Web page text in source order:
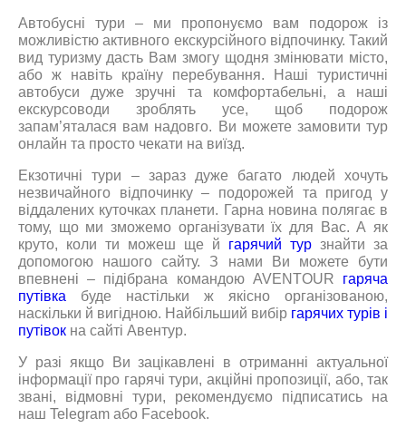
Автобусні тури – ми пропонуємо вам подорож із
можливістю активного екскурсійного відпочинку. Такий
вид туризму дасть Вам змогу щодня змінювати місто,
або ж навіть країну перебування. Наші туристичні
автобуси дуже зручні та комфортабельні, а наші
екскурсоводи зроблять усе, щоб подорож
запам’яталася вам надовго. Ви можете замовити тур
онлайн та просто чекати на виїзд.
Екзотичні тури – зараз дуже багато людей хочуть
незвичайного відпочинку – подорожей та пригод у
віддалених куточках планети. Гарна новина полягає в
тому, що ми зможемо організувати їх для Вас. А як
круто, коли ти можеш ще й гарячий тур знайти за
допомогою нашого сайту. З нами Ви можете бути
впевнені – підібрана командою AVENTOUR гаряча
путівка буде настільки ж якісно організованою,
наскільки й вигідною. Найбільший вибір гарячих турів і
путівок на сайті Авентур.
У разі якщо Ви зацікавлені в отриманні актуальної
інформації про гарячі тури, акційні пропозиції, або, так
звані, відмовні тури, рекомендуємо підписатись на
наш Telegram або Facebook.